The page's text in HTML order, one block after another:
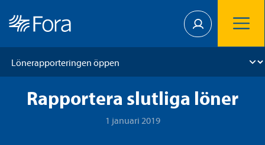
Rapportera slutliga löner
1 januari 2019